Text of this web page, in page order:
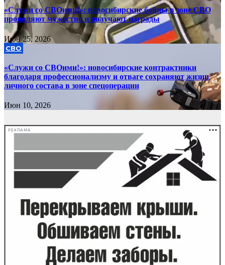
«Служи со СВОими!»: новосибирские бойцы в зоне СВО
проявляют мужество и получают награды
Июн 25, 2026
СВО
«Служи со СВОими!»: новосибирские контрактники
благодаря профессионализму и отваге сохраняют жизни
личного состава в зоне спецоперации
Июн 10, 2026
РЕКЛАМА